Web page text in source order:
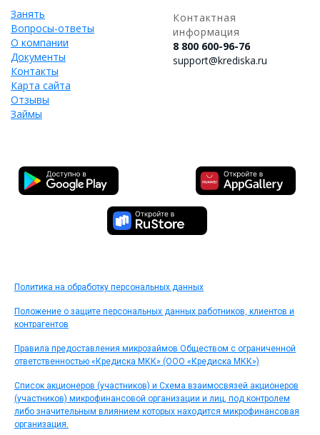
Занять
Вопросы-ответы
О компании
Документы
Контакты
Карта сайта
Отзывы
Займы
Контактная
информация
8 800 600-96-76
support@krediska.ru
Политика на обработку персональных данных
Положение о защите персональных данных работников, клиентов и
контрагентов
Правила предоставления микрозаймов Обществом с ограниченной
ответственностью «Кредиска МКК» (ООО «Кредиска МКК»)
Список акционеров (участников) и Схема взаимосвязей акционеров
(участников) микрофинансовой организации и лиц, под контролем
либо значительным влиянием которых находится микрофинансовая
организация.